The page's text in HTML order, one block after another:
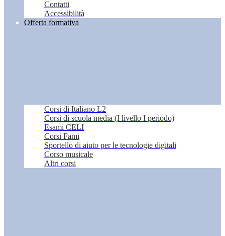
Contatti
Accessibilità
Offerta formativa
Corsi di Italiano L2
Corsi di scuola media (I livello I periodo)
Esami CELI
Corsi Fami
Sportello di aiuto per le tecnologie digitali
Corso musicale
Altri corsi